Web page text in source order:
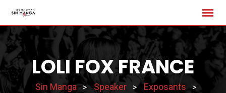
content
LOLI FOX FRANCE
Sin Manga > Speaker > Exposants >